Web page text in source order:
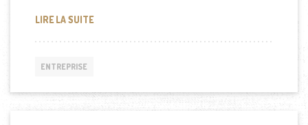
LIRE LA SUITELOGEMENTS AADL EN ALGÉRIE 2013
ENTREPRISE